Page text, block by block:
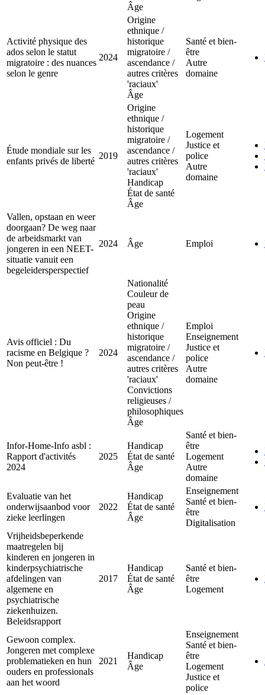
Âge
Activité physique des
ados selon le statut
migratoire : des nuances
selon le genre
2024
Origine
ethnique /
historique
migratoire /
ascendance /
autres critères
'raciaux'
Âge
Santé et bien-
être
Autre
domaine
Étude mondiale sur les
enfants privés de liberté
2019
Origine
ethnique /
historique
migratoire /
ascendance /
autres critères
'raciaux'
Handicap
État de santé
Âge
Logement
Justice et
police
Autre
domaine
Vallen, opstaan en weer
doorgaan? De weg naar
de arbeidsmarkt van
jongeren in een NEET-
situatie vanuit een
begeleidersperspectief
2024 Âge Emploi
Avis officiel : Du
racisme en Belgique ?
Non peut-être !
2024
Nationalité
Couleur de
peau
Origine
ethnique /
historique
migratoire /
ascendance /
autres critères
'raciaux'
Convictions
religieuses /
philosophiques
Âge
Emploi
Enseignement
Justice et
police
Autre
domaine
Infor-Home-Info asbl :
Rapport d'activités
2024
2025
Handicap
État de santé
Âge
Santé et bien-
être
Logement
Autre
domaine
Evaluatie van het
onderwijsaanbod voor
zieke leerlingen
2022
Handicap
État de santé
Âge
Enseignement
Santé et bien-
être
Digitalisation
Vrijheidsbeperkende
maatregelen bij
kinderen en jongeren in
kinderpsychiatrische
afdelingen van
algemene en
psychiatrische
ziekenhuizen.
Beleidsrapport
2017
Handicap
État de santé
Âge
Santé et bien-
être
Logement
Gewoon complex.
Jongeren met complexe
problematieken en hun
ouders en professionals
aan het woord
2021
Handicap
Âge
Enseignement
Santé et bien-
être
Logement
Justice et
police